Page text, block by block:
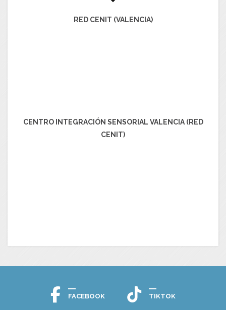
RED CENIT (VALENCIA)
CENTRO INTEGRACIÓN SENSORIAL VALENCIA (RED
CENIT)
FACEBOOK TIKTOK